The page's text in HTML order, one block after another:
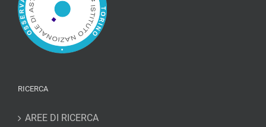
RICERCA
AREE DI RICERCA